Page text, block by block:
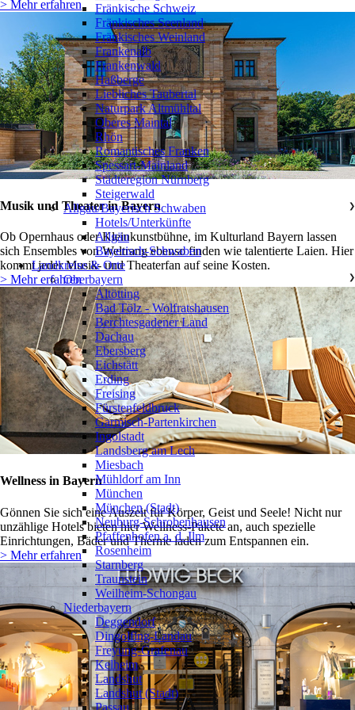
> Mehr erfahren
Musik und Theater in Bayern
Ob Opernhaus oder Kleinkunstbühne, im Kulturland Bayern lassen
sich Ensembles von Weltrang ebenso finden wie talentierte Laien. Hier
kommt jeder Musik- und Theaterfan auf seine Kosten.
> Mehr erfahren
Wellness in Bayern
Gönnen Sie sich eine Auszeit für Körper, Geist und Seele! Nicht nur
unzählige Hotels bieten hier Wellness-Pakete an, auch spezielle
Einrichtungen, Bäder und Therme laden zum Entspannen ein.
> Mehr erfahren
Fränkische Schweiz
Fränkisches Seenland
Fränkisches Weinland
Frankenalb
Frankenwald
Haßberge
Liebliches Taubertal
Naturpark Altmühltal
Oberes Maintal
Rhön
Romantisches Franken
Spessart-Mainland
Städteregion Nürnberg
Steigerwald
Allgäu/Bayerisch Schwaben
❯
Hotels/Unterkünfte
Allgäu
Bayerisch-Schwaben
Landkreise & Orte
Oberbayern
❯
Altötting
Bad Tölz - Wolfratshausen
Berchtesgadener Land
Dachau
Ebersberg
Eichstätt
Erding
Freising
Fürstenfeldbruck
Garmisch-Partenkirchen
Ingolstadt
Landsberg am Lech
Miesbach
Mühldorf am Inn
München
München (Stadt)
Neuburg-Schrobenhausen
Pfaffenhofen a. d. Ilm
Rosenheim
Starnberg
Traunstein
Weilheim-Schongau
Niederbayern
❯
Deggendorf
Dingolfing-Landau
Freyung-Grafenau
Kelheim
Landshut
Landshut (Stadt)
Passau